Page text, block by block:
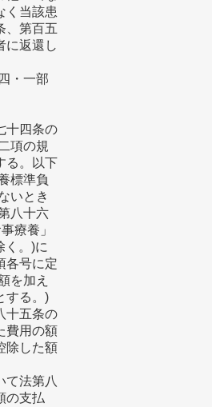
く当該患
、第百五
に返還し
・一部
十四条の
項の規
る。以下
標準負
いとき
八十六
療養」
く。)に
各号に定
を加え
する。)
十五条の
費用の額
除した額
て法第八
の支払